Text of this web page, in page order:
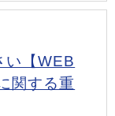
い【WEB
関する重